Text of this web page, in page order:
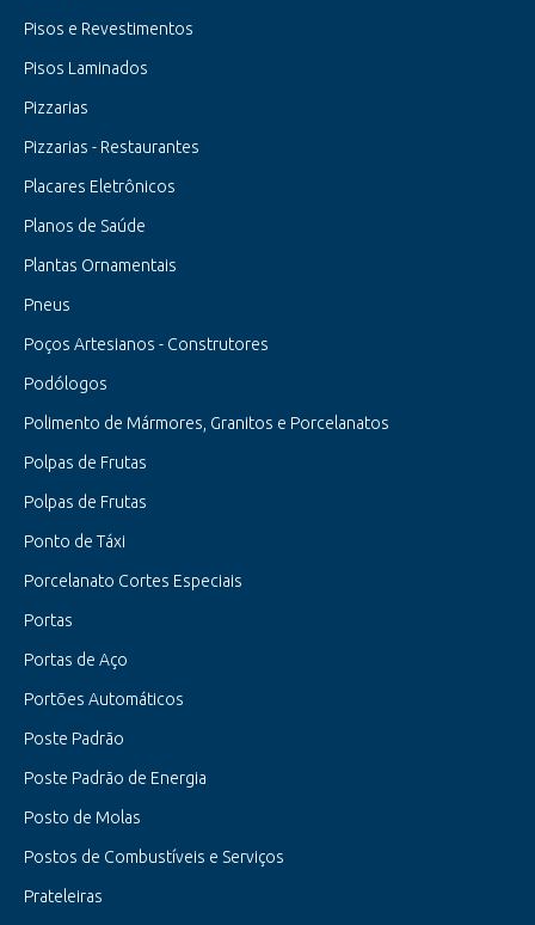
Pisos e Revestimentos
Pisos Laminados
Pizzarias
Pizzarias - Restaurantes
Placares Eletrônicos
Planos de Saúde
Plantas Ornamentais
Pneus
Poços Artesianos - Construtores
Podólogos
Polimento de Mármores, Granitos e Porcelanatos
Polpas de Frutas
Polpas de Frutas
Ponto de Táxi
Porcelanato Cortes Especiais
Portas
Portas de Aço
Portões Automáticos
Poste Padrão
Poste Padrão de Energia
Posto de Molas
Postos de Combustíveis e Serviços
Prateleiras